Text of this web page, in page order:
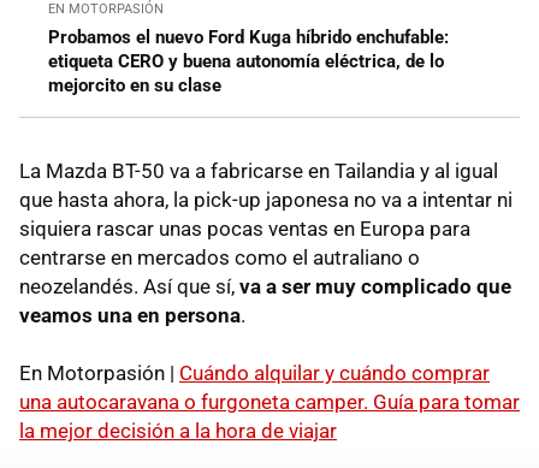
EN MOTORPASIÓN
Probamos el nuevo Ford Kuga híbrido enchufable:
etiqueta CERO y buena autonomía eléctrica, de lo
mejorcito en su clase
La Mazda BT-50 va a fabricarse en Tailandia y al igual
que hasta ahora, la pick-up japonesa no va a intentar ni
siquiera rascar unas pocas ventas en Europa para
centrarse en mercados como el autraliano o
neozelandés. Así que sí, va a ser muy complicado que
veamos una en persona.
En Motorpasión | Cuándo alquilar y cuándo comprar
una autocaravana o furgoneta camper. Guía para tomar
la mejor decisión a la hora de viajar